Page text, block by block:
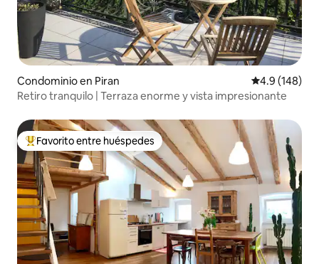
Condominio en Piran Calificación
4.9 (148)
Retiro tranquilo | Terraza enorme y vista impresionante
De los mejores en Favorito entre huéspedes
Favorito entre huéspedes